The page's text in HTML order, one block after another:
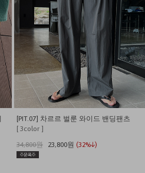
[PIT.07] 차르르 벌룬 와이드 밴딩팬츠
[ 3color ]
34,800원
23,800원 (32%↓)